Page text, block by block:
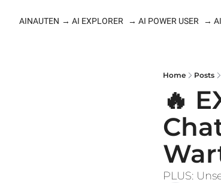
AINAUTEN → AI EXPLORER → AI POWER USER → AI
Home Posts
🔥
PLUS: